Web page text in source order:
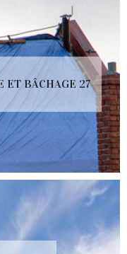
ET BÂCHAGE 27